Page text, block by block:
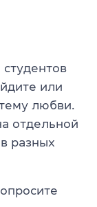
или
любви.
отдельной
разных